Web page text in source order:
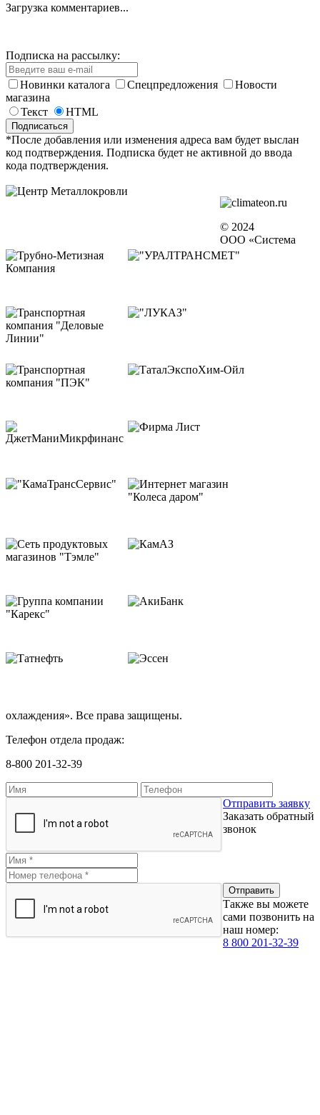
Загрузка комментариев...
Подписка на рассылку:
Новинки каталога Спецпредложения
Новости
магазина
Текст
HTML
*После добавления или изменения адреса вам будет выслан
код подтверждения. Подписка будет не активной до ввода
кода подтверждения.
© 2024
ООО «Система
охлаждения». Все права защищены.
Телефон отдела продаж:
8-800 201-32-39
Отправить заявку
Заказать обратный
звонок
Также вы можете
сами позвонить на
наш номер:
8 800 201-32-39